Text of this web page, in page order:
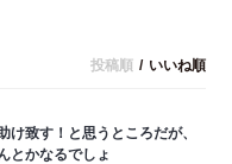
投稿順 / いいね順
致す！と思うところだが、
とかなるでしょ